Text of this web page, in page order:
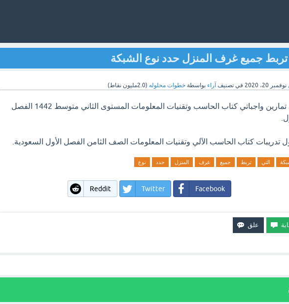
تربط جميع غرف المنزل حدد نوع الشبكة
نوفمبر 20، 2020 في تصنيف آراء بواسطة خطوات محلوله (2.0مليون نقاط)
حل تمارين واجباتي كتاب الحاسب وتقنيات المعلومات المستوى الثاني متوسط 1442 الفصل
تدريبات كتاب الحاسب الآلي وتقنيات المعلومات الصف الثامن الفصل الأول السعودية.
التي تربط جميع غرف المنزل حدد نوع
Facebook
Twitter
Reddit